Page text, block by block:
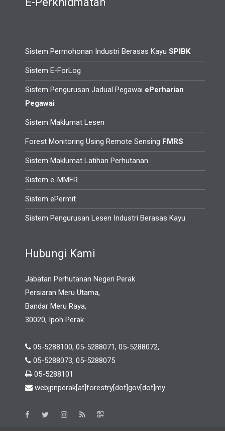
Sistem Permohonan Industri Berasas Kayu SPIBK
Sistem E-ForLog
Sistem Pengurusan Jadual Pegawai ePerharian
Pegawai
Sistem Maklumat Lesen
Forest Monitoring Using Remote Sensing FMRS
Sistem Maklumat Latihan Perhutanan
Sistem e-MMFR
Sistem ePermit
Sistem Pengurusan Lesen Industri Berasas Kayu
Hubungi Kami
Jabatan Perhutanan Negeri Perak
Persiaran Meru Utama,
Bandar Meru Raya,
30020, Ipoh Perak.
05-5288100, 05-5288071, 05-5288072,
05-5288073, 05-5288075
05-5288101
webjpnperak[at]forestry[dot]gov[dot]my